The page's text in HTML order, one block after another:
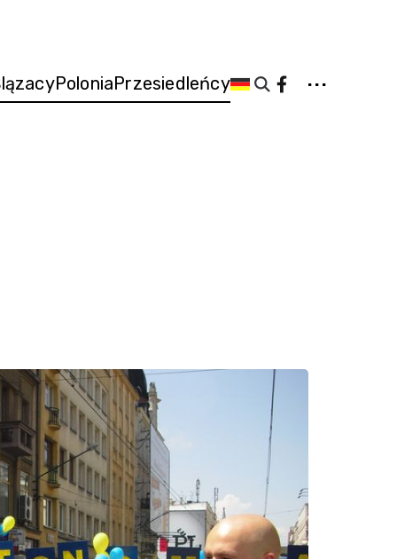
PoloniaPrzesiedleńcy ...